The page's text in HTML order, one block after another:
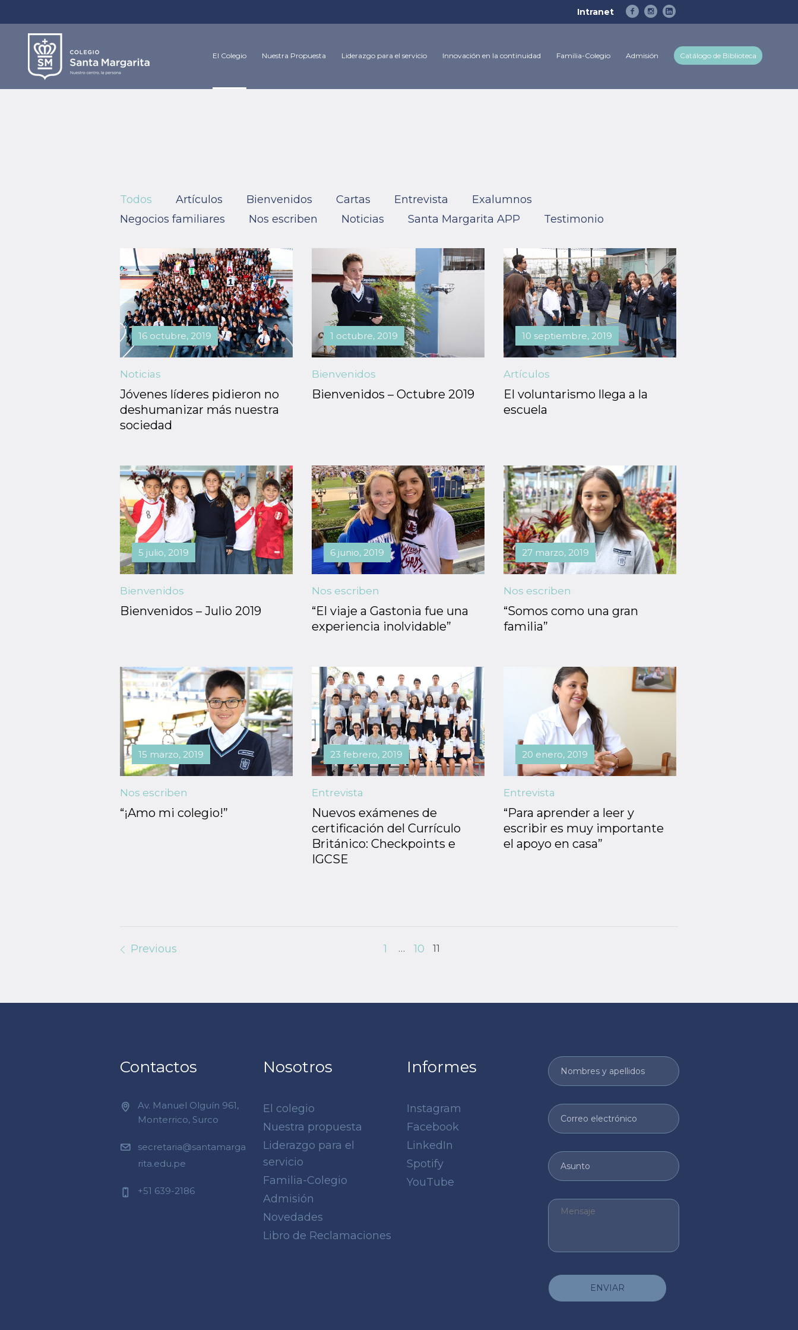
Intranet
El Colegio Nuestra Propuesta Liderazgo para el servicio Innovación en la continuidad Familia-Colegio Admisión Catálogo de Biblioteca
Todos Artículos Bienvenidos Cartas Entrevista
Exalumnos
Negocios familiares
Nos escriben Noticias Santa Margarita APP Testimonio
16 octubre, 2019
Noticias
Jóvenes líderes pidieron no
deshumanizar más nuestra
sociedad
1 octubre, 2019
Bienvenidos
Bienvenidos – Octubre 2019
10 septiembre, 2019
Artículos
El voluntarismo llega a la
escuela
5 julio, 2019
Bienvenidos
Bienvenidos – Julio 2019
6 junio, 2019
Nos escriben
“El viaje a Gastonia fue una
experiencia inolvidable”
27 marzo, 2019
Nos escriben
“Somos como una gran
familia”
15 marzo, 2019
Nos escriben
“¡Amo mi colegio!”
23 febrero, 2019
Entrevista
Nuevos exámenes de
certificación del Currículo
Británico: Checkpoints e
IGCSE
20 enero, 2019
Entrevista
“Para aprender a leer y
escribir es muy importante
el apoyo en casa”
Previous 1 … 10 11
Contactos
Av. Manuel Olguín 961,
Monterrico, Surco
secretaria@santamarga
rita.edu.pe
+51 639-2186
Nosotros
El colegio
Nuestra propuesta
Liderazgo para el
servicio
Familia-Colegio
Admisión
Novedades
Libro de Reclamaciones
Informes
Instagram
Facebook
LinkedIn
Spotify
YouTube